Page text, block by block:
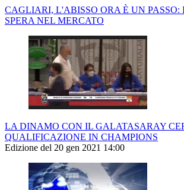
CAGLIARI, L'ABISSO ORA È UN PASSO:
SPERA NEL MERCATO
LA DINAMO CON IL GALATASARAY
QUALIFICAZIONE IN CHAMPIONS
Edizione del 20 gen 2021 14:00